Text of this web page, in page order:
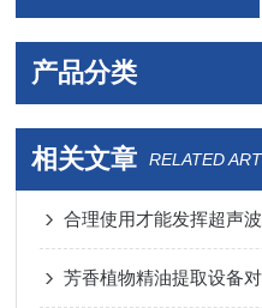
产品分类
相关文章 RELATED
合理使用才能发挥超声
芳香植物精油提取设备